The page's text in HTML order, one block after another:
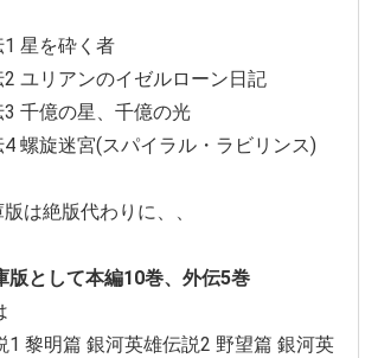
星を砕く者
ユリアンのイゼルローン日記
千億の星、千億の光
螺旋迷宮(スパイラル・ラビリンス)
は絶版代わりに、、
版として本編10巻、外伝5巻
1 黎明篇 銀河英雄伝説2 野望篇 銀河英